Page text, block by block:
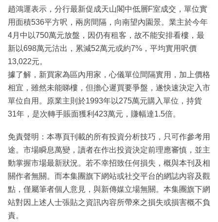
趙鴻運表示，分行最新促成天山閣中低層F室成交，單位實
用面積536平方呎，兩房間隔，向南望內園景。業主於今年
4月中以750萬元放盤，因仍有租客，故不能安排看樓，最
新以698萬元沽出，累減52萬元或約7%，平均實用呎價
13,022元。
據了解，新買家為區內用家，心儀單位間隔實用，加上價格
相宜，雖然未能睇樓，但擔心遲買要爭盤，遂快速決定入市
單位自用。原業主則於1993年以275萬元購入單位，持貨
31年，是次轉手賬面獲利423萬元，賺幅達1.5倍。
免責聲明：本專頁刊載的所有投資分析技巧，只可作參考用
途。市場瞬息萬變，讀者在作出投資決定前理應審慎，並主
動掌握市場最新狀況。若不幸招致任何損失，概與本刊及相
關作者無關。而本集團旗下網站或社交平台的網誌內容及觀
點，僅屬筆者個人意見，與新傳媒立場無關。本集團旗下網
站對因上述人士張貼之資訊內容所帶來之損失或損害概不負
責。